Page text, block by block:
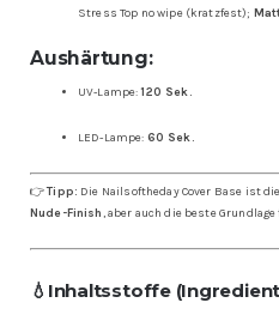
Stress Top no wipe (kratzfest);
Aushärtung:
UV-Lampe:120 Sek.
LED-Lampe: 60 Sek.
👉Tipp: Die Nailsoftheday Cover Base ist
Nude-Finish, aber auch die beste
💧 Inhaltsstoffe